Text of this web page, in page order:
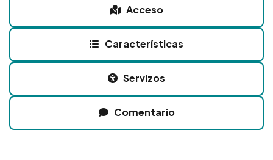
Acceso
Características
Servizos
Comentario